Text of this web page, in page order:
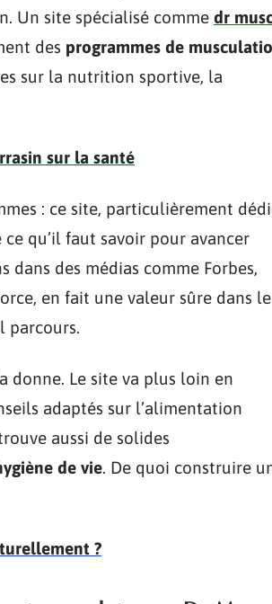
Un site spécialisé comme dr
des programmes de
sur la nutrition sportive, la
sur la santé
: ce site, particulièrement
qu’il faut savoir pour avancer
des médias comme Forbes,
en fait une valeur sûre dans le
parcours.
donne. Le site va plus loin en
adaptés sur l’alimentation
aussi de solides
de vie. De quoi construire
?